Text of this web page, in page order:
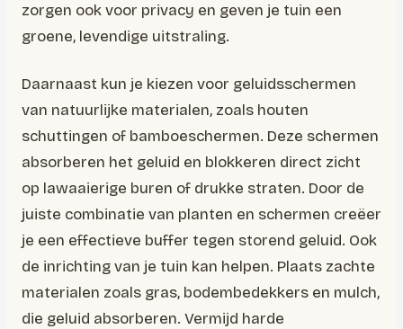
zorgen ook voor privacy en geven je tuin een
groene, levendige uitstraling.
Daarnaast kun je kiezen voor geluidsschermen
van natuurlijke materialen, zoals houten
schuttingen of bamboeschermen. Deze schermen
absorberen het geluid en blokkeren direct zicht
op lawaaierige buren of drukke straten. Door de
juiste combinatie van planten en schermen creëer
je een effectieve buffer tegen storend geluid. Ook
de inrichting van je tuin kan helpen. Plaats zachte
materialen zoals gras, bodembedekkers en mulch,
die geluid absorberen. Vermijd harde